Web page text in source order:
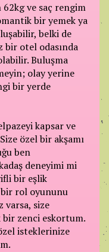
ve saç rengim
bir yemek ya
belki de
bir otel odasında
Buluşma
olay yerine
bir yerde
kapsar ve
özel bir akşamı
ben
deneyimi mi
bir eşlik
bir rol oyununu
varsa, size
bir zenci eskortum.
isteklerinize